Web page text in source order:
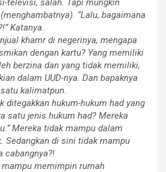
“Lalu, bagaimana
Katanya.
khamr di negerinya, mengapa
dengan kartu? Yang memiliki
berzina dan yang tidak memiliki,
dalam UUD-nya. Dan bapaknya
kalimatpun.
ditegakkan hukum-hukum had yang
satu jenis hukum had? Mereka
Mereka tidak mampu dalam
Sedangkan di sini tidak mampu
cabangnya?!
memimpin rumah